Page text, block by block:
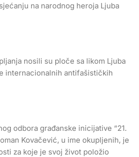
na narodnog heroja Ljuba
nosili su ploče sa likom Ljuba
internacionalnih antifašističkih
odbora građanske inicijative “21.
Kovačević, u ime okupljenih, je
za koje je svoj život položio